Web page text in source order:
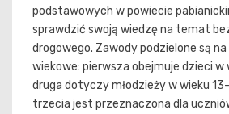
podstawowych w powiecie
sprawdzić swoją wiedzę na temat
drogowego. Zawody podzielone są
wiekowe: pierwsza obejmuje dzieci w
druga dotyczy młodzieży w wieku
trzecia jest przeznaczona dla